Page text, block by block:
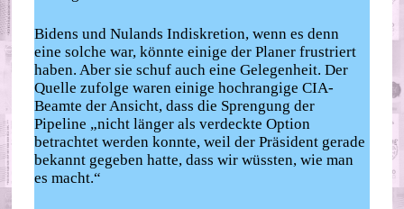
Bidens und Nulands Indiskretion, wenn es denn
eine solche war, könnte einige der Planer frustriert
haben. Aber sie schuf auch eine Gelegenheit. Der
Quelle zufolge waren einige hochrangige CIA-
Beamte der Ansicht, dass die Sprengung der
Pipeline „nicht länger als verdeckte Option
betrachtet werden konnte, weil der Präsident gerade
bekannt gegeben hatte, dass wir wüssten, wie man
es macht.“